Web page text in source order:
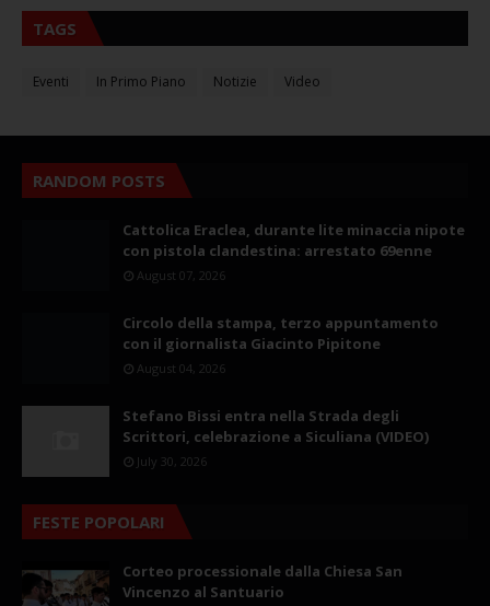
TAGS
Eventi In Primo Piano Notizie Video
RANDOM POSTS
Cattolica Eraclea, durante lite minaccia nipote
con pistola clandestina: arrestato 69enne
August 07, 2026
Circolo della stampa, terzo appuntamento
con il giornalista Giacinto Pipitone
August 04, 2026
Stefano Bissi entra nella Strada degli
Scrittori, celebrazione a Siculiana (VIDEO)
July 30, 2026
FESTE POPOLARI
Corteo processionale dalla Chiesa San
Vincenzo al Santuario